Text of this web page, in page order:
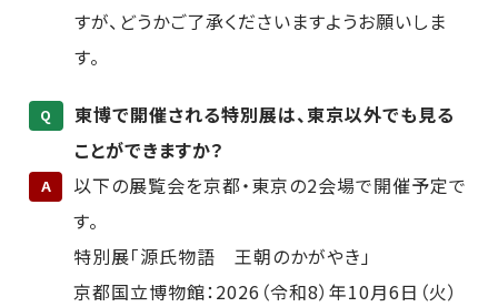
すが、どうかご了承くださいますようお願いしま
す。
Q
東博で開催される特別展は、東京以外でも見る
ことができますか？
A
以下の展覧会を京都・東京の2会場で開催予定で
す。
特別展「源氏物語 王朝のかがやき」
京都国立博物館：2026（令和8）年10月6日（火）